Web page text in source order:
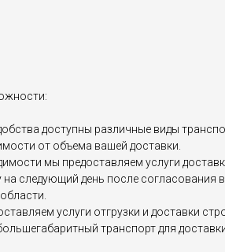
доступны различные виды
от объема вашей доставки.
мы предоставляем услуги
на следующий день после
услуги отгрузки и доставки
транспорт для